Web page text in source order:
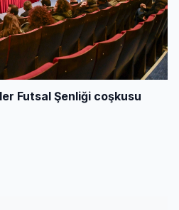
Futsal Şenliği coşkusu